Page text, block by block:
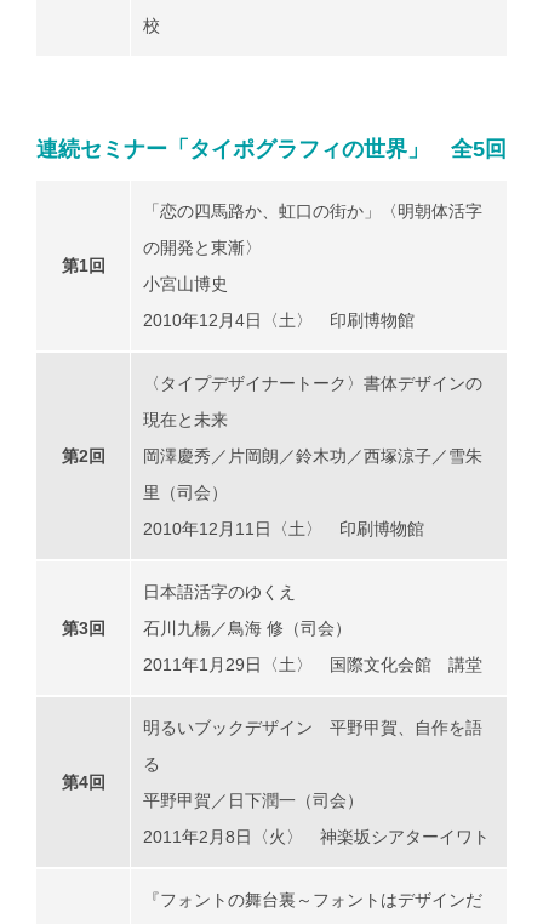
校
連続セミナー「タイポグラフィの世界」 全5回
第1回
「恋の四馬路か、虹口の街か」〈明朝体活字
の開発と東漸〉
小宮山博史
2010年12月4日〈土〉 印刷博物館
第2回
〈タイプデザイナートーク〉書体デザインの
現在と未来
岡澤慶秀／片岡朗／鈴木功／西塚涼子／雪朱
里（司会）
2010年12月11日〈土〉 印刷博物館
第3回
日本語活字のゆくえ
石川九楊／鳥海 修（司会）
2011年1月29日〈土〉 国際文化会館 講堂
第4回
明るいブックデザイン 平野甲賀、自作を語
る
平野甲賀／日下潤一（司会）
2011年2月8日〈火〉 神楽坂シアターイワト
『フォントの舞台裏～フォントはデザインだ